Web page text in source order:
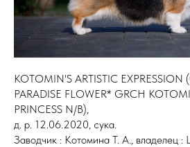
KOTOMIN'S ARTISTIC
PARADISE FLOWER* GRCH
PRINCESS N/B),
д. р. 12.06.2020, сука.
Заводчик : Котомина Т. А., владелец